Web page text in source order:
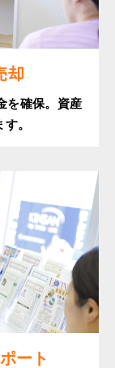
却
を確保。資産
。
ート